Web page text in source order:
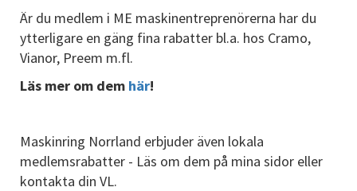
Är du medlem i ME maskinentreprenörerna har du
ytterligare en gäng fina rabatter bl.a. hos Cramo,
Vianor, Preem m.fl.
Läs mer om dem här!
Maskinring Norrland erbjuder även lokala
medlemsrabatter - Läs om dem på mina sidor eller
kontakta din VL.